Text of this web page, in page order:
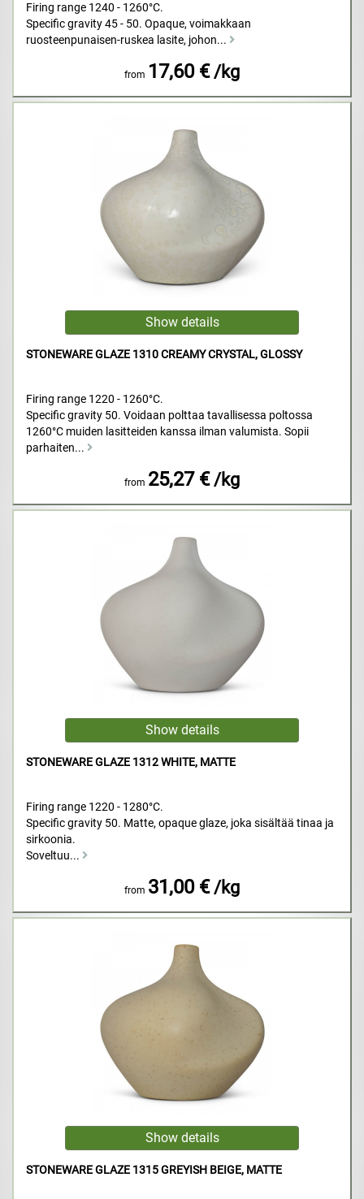
Firing range 1240 - 1260°C.
Specific gravity 45 - 50. Opaque, voimakkaan
ruosteenpunaisen-ruskea lasite, johon...
from 17,60 € /kg
STONEWARE GLAZE 1310 CREAMY CRYSTAL, GLOSSY
Firing range 1220 - 1260°C.
Specific gravity 50. Voidaan polttaa tavallisessa poltossa
1260°C muiden lasitteiden kanssa ilman valumista. Sopii
parhaiten...
from 25,27 € /kg
STONEWARE GLAZE 1312 WHITE, MATTE
Firing range 1220 - 1280°C.
Specific gravity 50. Matte, opaque glaze, joka sisältää tinaa ja
sirkoonia.
Soveltuu...
from 31,00 € /kg
STONEWARE GLAZE 1315 GREYISH BEIGE, MATTE